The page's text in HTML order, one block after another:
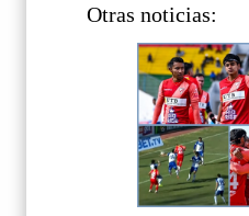
Otras noticias: